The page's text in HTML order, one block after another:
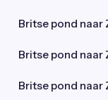
Britse pond naar
Britse pond naar
Britse pond naar